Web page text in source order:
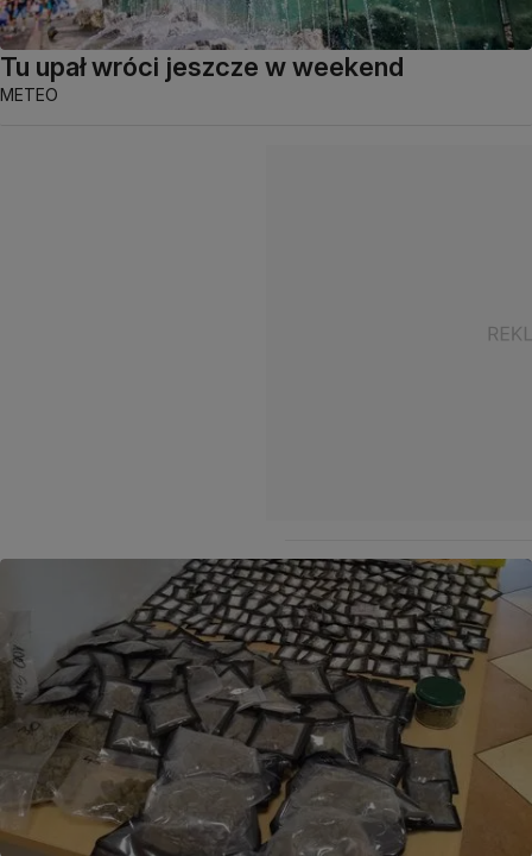
Tu upał wróci jeszcze w weekend
METEO